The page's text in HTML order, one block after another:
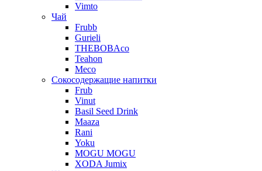
Vimto
Чай
Frubb
Gurieli
THEBOBAco
Teahon
Meco
Сокосодержащие напитки
Frub
Vinut
Basil Seed Drink
Maaza
Rani
Yoku
MOGU MOGU
XODA Jumix